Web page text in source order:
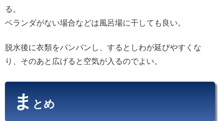
る。
ベランダがない場合などは風呂場に干しても良い。
脱水後に衣類をパンパンし、するとしわが延びやすくな
り、そのあと広げると空気が入るのでよい。
ま とめ